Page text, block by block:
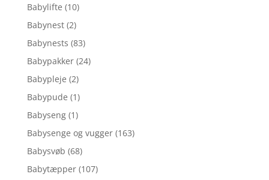
Babylifte (10)
Babynest (2)
Babynests (83)
Babypakker (24)
Babypleje (2)
Babypude (1)
Babyseng (1)
Babysenge og vugger (163)
Babysvøb (68)
Babytæpper (107)